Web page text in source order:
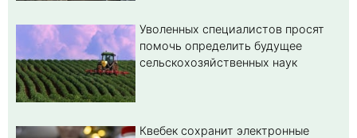
Уволенных специалистов просят
помочь определить будущее
сельскохозяйственных наук
Квебек сохранит электронные